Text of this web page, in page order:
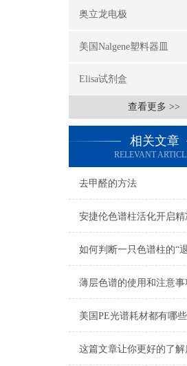
奥立龙电极
美国Nalgene塑料器皿
Elisa试剂盒
查看更多 >>
相关文章
RELEVANT
去甲醛的方法
薄层色谱的使用和注意事
美国PE光谱耗材都有哪
这篇文章让你更好的了解